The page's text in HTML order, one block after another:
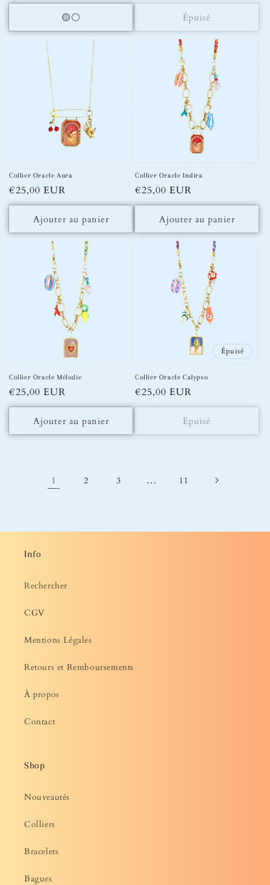
habituel
🟡⚪️
habituel
Épuisé
Collier Oracle Aura
Prix
habituel
€25,00 EUR
Ajouter au panier
Collier Oracle Indira
Prix
habituel
€25,00 EUR
Ajouter au panier
Collier Oracle Mélodie
Prix
habituel
€25,00 EUR
Ajouter au panier
Épuisé
Collier Oracle Calypso
Prix
habituel
€25,00 EUR
Épuisé
1 2 3 … 11
Info
Rechercher
CGV
Mentions Légales
Retours et Remboursements
À propos
Contact
Shop
Nouveautés
Colliers
Bracelets
Bagues